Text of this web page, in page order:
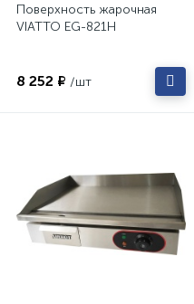
Поверхность жарочная
VIATTO EG-821H
8 252 ₽ /шт